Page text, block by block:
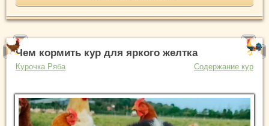
Чем кормить кур для яркого желтка
Курочка Ряба Содержание кур